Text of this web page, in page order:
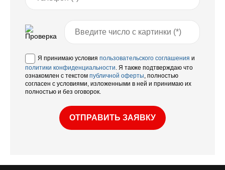
Я принимаю условия пользовательского соглашения и
политики конфиденциальности. Я также подтверждаю что
ознакомлен с текстом публичной оферты, полностью
согласен с условиями, изложенными в ней и принимаю их
полностью и без оговорок.
ОТПРАВИТЬ ЗАЯВКУ